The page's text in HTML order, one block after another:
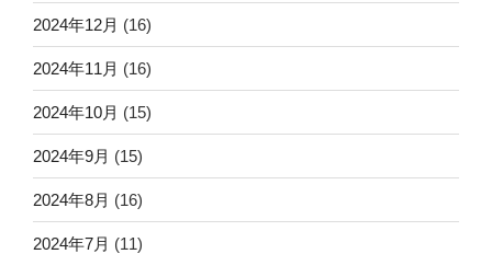
2024年12月 (16)
2024年11月 (16)
2024年10月 (15)
2024年9月 (15)
2024年8月 (16)
2024年7月 (11)